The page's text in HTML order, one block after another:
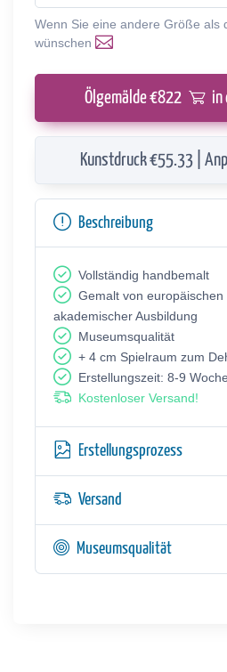
Wenn Sie eine andere Größe als
wünschen
Ölgemälde €822 in
Kunstdruck €55.33 |
Beschreibung
Vollständig handbemalt
Gemalt von
akademischer Ausbildung
Museumsqualität
+ 4 cm Spielraum zum
Erstellungszeit: 8-9
Kostenloser Versand!
Erstellungsprozess
Versand
Museumsqualität